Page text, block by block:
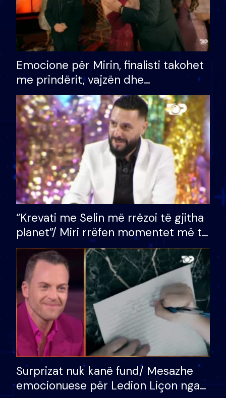
Emocione për Mirin, finalisti takohet
me prindërit, vajzën dhe
bashkëshorten: S’kemi ndonjë letër
divorci apo jo?
“Krevati me Selin më rrëzoi të gjitha
planet”/ Miri rrëfen momentet më të
bukura në shtëpinë e BB VIP: Do më
mungojë zilja e mëngjesit kur…
Surprizat nuk kanë fund/ Mesazhe
emocionuese për Ledion Liçon nga